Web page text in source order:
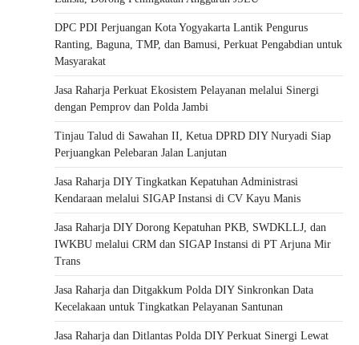
DPC PDI Perjuangan Kota Yogyakarta Lantik Pengurus
Ranting, Baguna, TMP, dan Bamusi, Perkuat Pengabdian untuk
Masyarakat
Jasa Raharja Perkuat Ekosistem Pelayanan melalui Sinergi
dengan Pemprov dan Polda Jambi
Tinjau Talud di Sawahan II, Ketua DPRD DIY Nuryadi Siap
Perjuangkan Pelebaran Jalan Lanjutan
Jasa Raharja DIY Tingkatkan Kepatuhan Administrasi
Kendaraan melalui SIGAP Instansi di CV Kayu Manis
Jasa Raharja DIY Dorong Kepatuhan PKB, SWDKLLJ, dan
IWKBU melalui CRM dan SIGAP Instansi di PT Arjuna Mir
Trans
Jasa Raharja dan Ditgakkum Polda DIY Sinkronkan Data
Kecelakaan untuk Tingkatkan Pelayanan Santunan
Jasa Raharja dan Ditlantas Polda DIY Perkuat Sinergi Lewat